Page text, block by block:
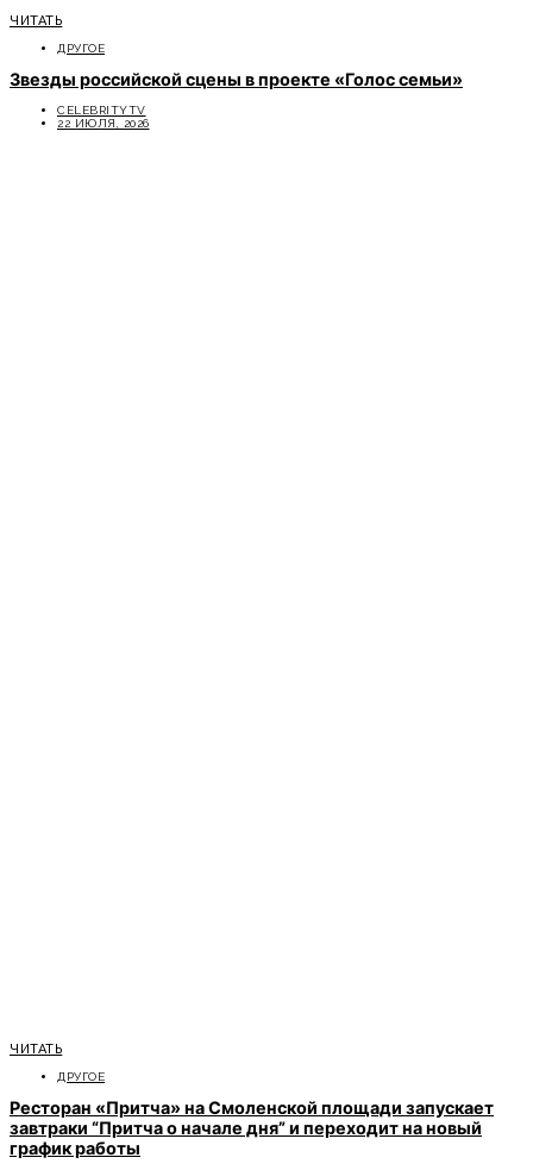
ЧИТАТЬ
ДРУГОЕ
Звезды российской сцены в проекте «Голос семьи»
CELEBRITYTV
22 ИЮЛЯ, 2026
ЧИТАТЬ
ДРУГОЕ
Ресторан «Притча» на Смоленской площади запускает
завтраки “Притча о начале дня” и переходит на новый
график работы